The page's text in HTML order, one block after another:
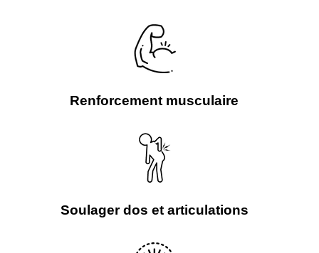
Perte de poids
Renforcement musculaire